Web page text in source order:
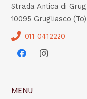
Strada Antica di
10095 Grugliasco (To)
011 0412220
MENU